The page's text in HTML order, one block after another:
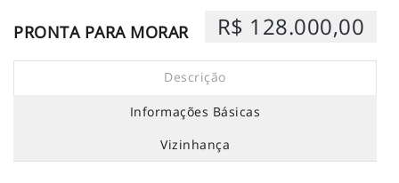
PRONTA PARA MORAR R$ 128.000,00
Descrição
Informações Básicas
Vizinhança